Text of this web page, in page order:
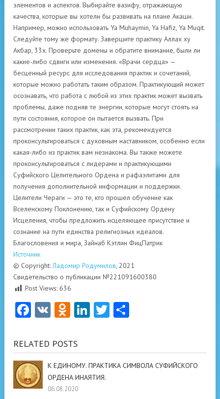
элементов и аспектов. Выбирайте вазифу, отражающую
качества, которые вы хотели бы развивать на плане Акаши.
Например, можно использовать Ya Muhaymin, Ya Hafiz, Ya Muqit.
Следуйте тому же формату. Завершите практику Аллах ху
Акбар, 33x. Проверьте домены и обратите внимание, были ли
какие-либо сдвиги или изменения. «Врачи сердца» —
бесценный ресурс для исследования практик и сочетаний,
которые можно работать таким образом. Практикующий может
осознавать, что работа с любой из этих практик может вызвать
проблемы, даже подняв те энергии, которые могут стоять на
пути состояния, которое он пытается вызвать. При
рассмотрении таких практик, как эта, рекомендуется
проконсультироваться с духовным наставником, особенно если
какая-либо из практик вам незнакома. Вы также можете
проконсультироваться с лидерами и практикующими
Суфийского Целительного Ордена и рафаэлитами для
получения дополнительной информации и поддержки.
Целители Чераги — это те, кто прошел обучение как
Вселенскому Поклонению, так и Суфийскому Ордену
Исцеления, чтобы предложить исцеляющее присутствие и
сознание на пути единства религиозных идеалов.
Благословения и мира, Зайнаб Кэтлин ФицПатрик
Источник
© Copyright:Ладомир Родумилов, 2021
Свидетельство о публикации №221091600380
Post Views: 636
Facebook
VK Odnoklassniki
LinkedIn
Twitter
RELATED POSTS
К ЕДИНОМУ. ПРАКТИКА СИМВОЛА СУФИЙСКОГО
ОРДЕНА ИНАЯТИЯ.
06.08.2020